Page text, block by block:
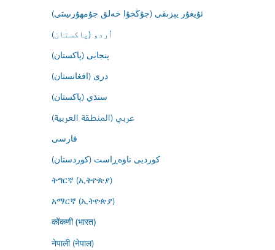
ئۇيغۇر يېزىقى (جۇڭخۇا خەلق جۇمھۇرىيىتى)
اُردو (پاکستان)
پنجابی (پاکستان)
درى (افغانستان)
سنڌي (پاکستان)
عربي (المنطقة العربية)
فارسى
کوردیی ناوەڕاست (کوردستان)
ትግርኛ (ኢትዮጵያ)
አማርኛ (ኢትዮጵያ)
कोंकणी (भारत)
नेपाली (नेपाल)